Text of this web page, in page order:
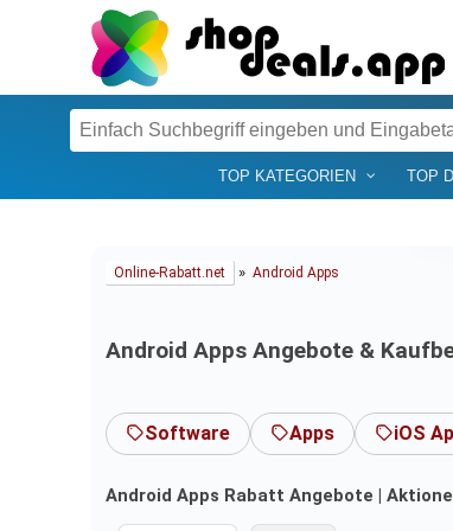
TOP KATEGORIEN TOP
Online-Rabatt.net » Android Apps
Android Apps Angebote &
Software Apps iOS
Android Apps Rabatt Angebote |